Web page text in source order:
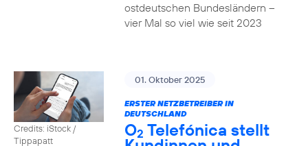
ostdeutschen Bundesländern –
vier Mal so viel wie seit 2023
Credits: iStock /
Tippapatt
01. Oktober 2025
ERSTER NETZBETREIBER IN
DEUTSCHLAND
O2 Telefónica stellt